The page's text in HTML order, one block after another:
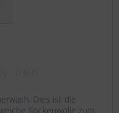
Dies ist die
Sockenwolle zum